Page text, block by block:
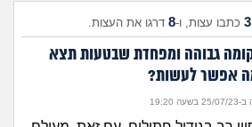
שאלות שעוררו עניין
עצות חדשות
3 כתבו עצות, ו-8 דרגו את העצות.
גבוהה ומפחדת שבטעות תצא
אפשר לעשות?
19:20